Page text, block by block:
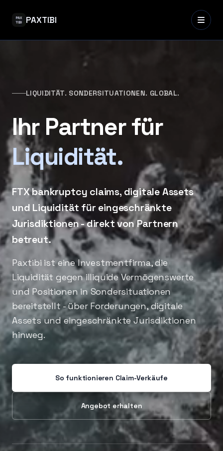
PAXTIBI
LIQUIDITÄT. SONDERSITUATIONEN. GLOBAL.
Ihr Partner für
Liquidität.
FTX bankruptcy claims, digitale Assets
und Liquidität für eingeschränkte
Jurisdiktionen - direkt von Partnern
betreut.
Paxtibi ist eine Investmentfirma, die
Liquidität gegen illiquide Vermögenswerte
und Positionen in Sondersituationen
bereitstellt - über Forderungen, digitale
Assets und eingeschränkte Jurisdiktionen
hinweg.
So funktionieren Claim-Verkäufe
Angebot erhalten